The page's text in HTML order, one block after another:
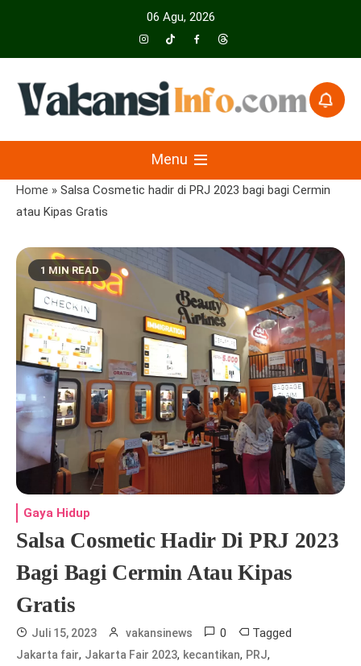
06 Agu, 2026
VakansiinfoMenu
Home » Salsa Cosmetic hadir di PRJ 2023 bagi bagi Cermin
atau Kipas Gratis
1 MIN READ
Gaya Hidup
Salsa Cosmetic Hadir Di PRJ 2023
Bagi Bagi Cermin Atau Kipas
Gratis
Juli 15, 2023 vakansinews 0 Tagged
Jakarta fair, Jakarta Fair 2023, kecantikan, PRJ,